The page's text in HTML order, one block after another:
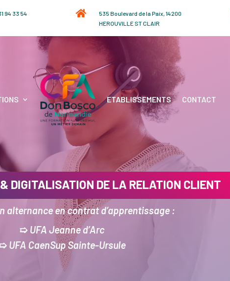
94 33 54 
535 Boulevard de la Paix, 14200
HEROUVILLE ST CLAIR
ETABLISSEMENTS CONTACT
DIGITALISATION DE LA RELATION CLIENT
alternance en contrat d’apprentissage :
➯ UFA Jeanne d’Arc
UFA CaenSup Sainte-Ursule